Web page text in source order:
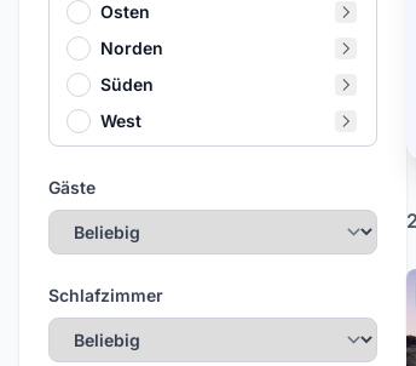
Osten
Norden
Süden
West
Gäste
Schlafzimmer